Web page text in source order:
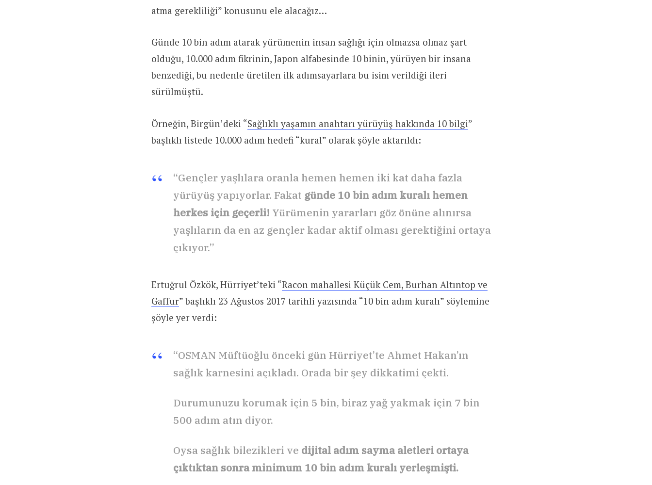
atma gerekliliği” konusunu ele alacağız…
Günde 10 bin adım atarak yürümenin insan sağlığı için olmazsa olmaz şart
olduğu, 10.000 adım fikrinin, Japon alfabesinde 10 binin, yürüyen bir insana
benzediği, bu nedenle üretilen ilk adımsayarlara bu isim verildiği ileri
sürülmüştü.
Örneğin, Birgün’deki “Sağlıklı yaşamın anahtarı yürüyüş hakkında 10 bilgi”
başlıklı listede 10.000 adım hedefi “kural” olarak şöyle aktarıldı:
“Gençler yaşlılara oranla hemen hemen iki kat daha fazla
yürüyüş yapıyorlar. Fakat günde 10 bin adım kuralı hemen
herkes için geçerli! Yürümenin yararları göz önüne alınırsa
yaşlıların da en az gençler kadar aktif olması gerektiğini ortaya
çıkıyor.”
Ertuğrul Özkök, Hürriyet’teki “Racon mahallesi Küçük Cem, Burhan Altıntop ve
Gaffur” başlıklı 23 Ağustos 2017 tarihli yazısında “10 bin adım kuralı” söylemine
şöyle yer verdi:
“OSMAN Müftüoğlu önceki gün Hürriyet’te Ahmet Hakan’ın
sağlık karnesini açıkladı. Orada bir şey dikkatimi çekti.
Durumunuzu korumak için 5 bin, biraz yağ yakmak için 7 bin
500 adım atın diyor.
Oysa sağlık bilezikleri ve dijital adım sayma aletleri ortaya
çıktıktan sonra minimum 10 bin adım kuralı yerleşmişti.